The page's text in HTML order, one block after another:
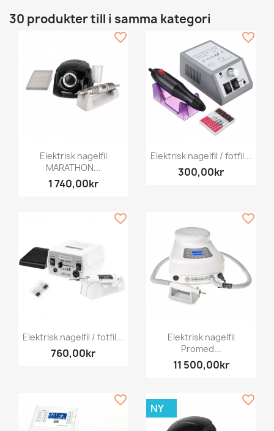
30 produkter till i samma kategori
Elektrisk nagelfil
MARATHON...
1 740,00kr
favorite_border
Elektrisk nagelfil / fotfil...
300,00kr
favorite_border
Elektrisk nagelfil / fotfil...
760,00kr
favorite_border
Elektrisk nagelfil
Promed...
11 500,00kr
favorite_border
favorite_border
NY
favorite_border